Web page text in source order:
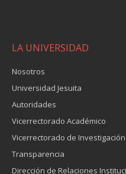
LA UNIVERSIDAD
Nosotros
Universidad Jesuita
Autoridades
Vicerrectorado Académico
Vicerrectorado de Investigación
Transparencia
Dirección de Relaciones